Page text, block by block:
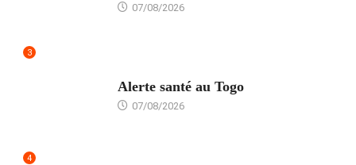
07/08/2026
3
Alerte santé au Togo
07/08/2026
4